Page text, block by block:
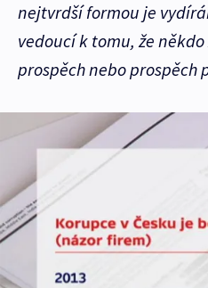
nejtvrdší formou je
vedoucí k tomu, že
prospěch nebo prospěch